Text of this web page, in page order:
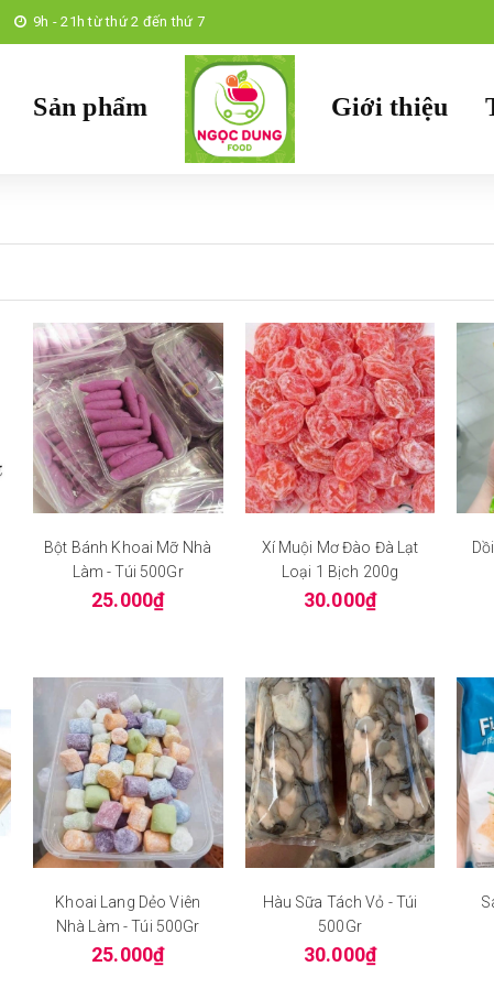
9h - 21h từ thứ 2 đến thứ 7
Sản phẩm Giới thiệu
Bột Bánh Khoai Mỡ Nhà
Làm - Túi 500Gr
25.000₫
Xí Muội Mơ Đào Đà Lạt
Loại 1 Bịch 200g
30.000₫
Khoai Lang Dẻo Viên
Nhà Làm - Túi 500Gr
25.000₫
Hàu Sữa Tách Vỏ - Túi
500Gr
30.000₫